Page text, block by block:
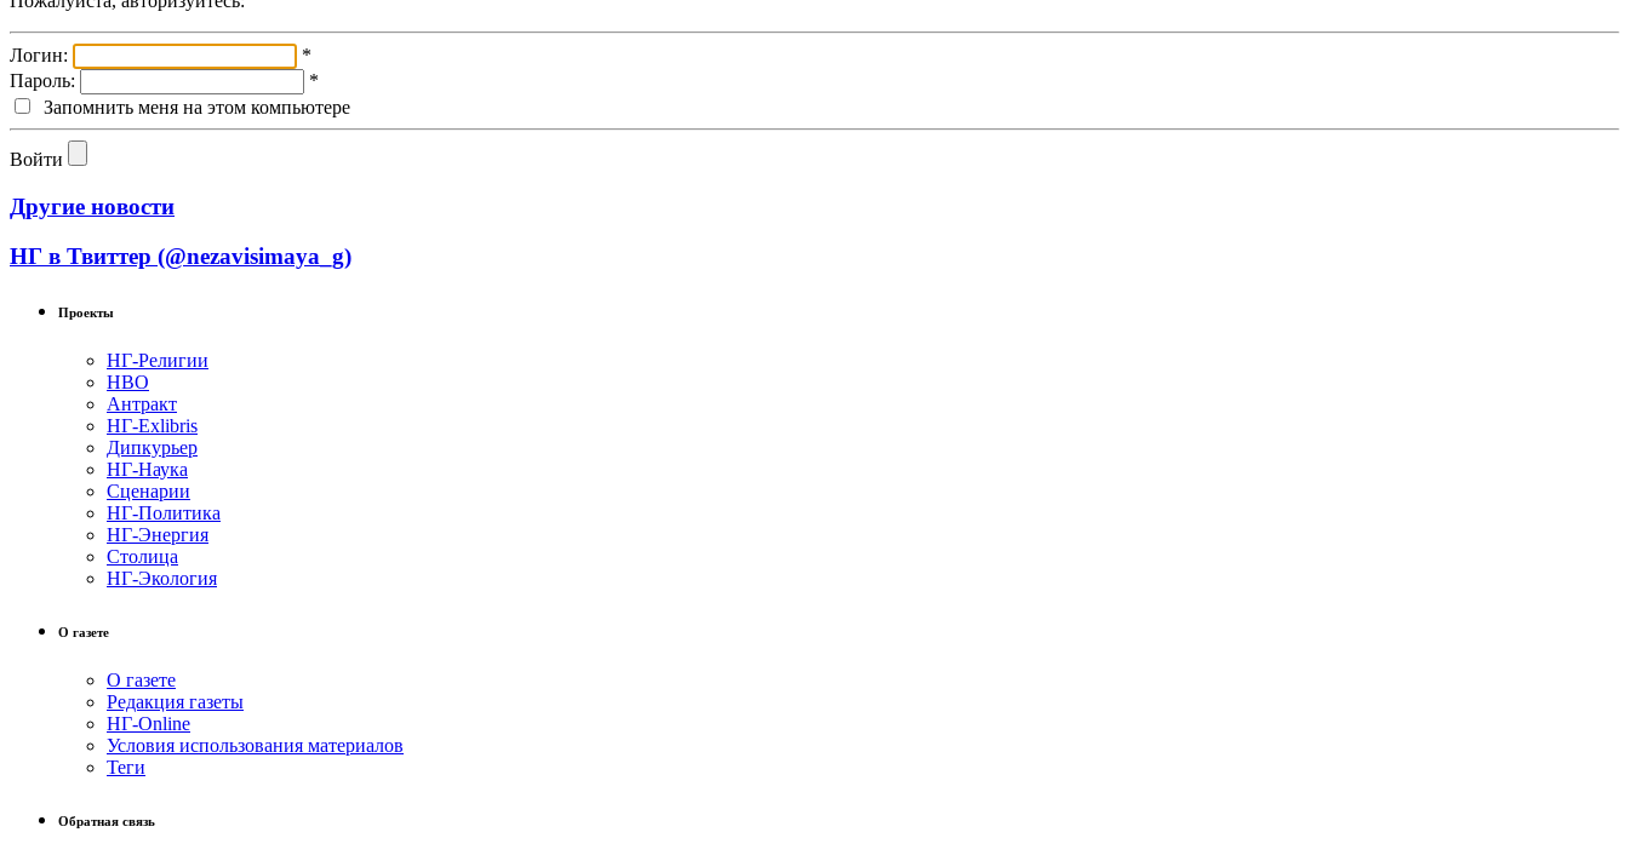
Логин:
*
Пароль:
*
Запомнить меня на этом компьютере
Войти
Другие новости
НГ в Твиттер (@nezavisimaya_g)
Проекты
НГ-Религии
НВО
Антракт
НГ-Exlibris
Дипкурьер
НГ-Наука
Сценарии
НГ-Политика
НГ-Энергия
Столица
НГ-Экология
О газете
О газете
Редакция газеты
НГ-Online
Условия использования материалов
Теги
Обратная связь